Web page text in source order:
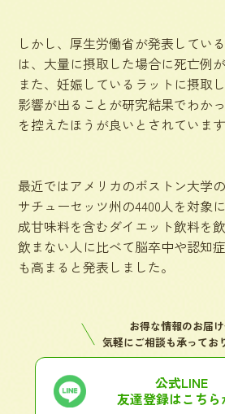
しかし、厚生労働省が発表してい
は、大量に摂取した場合に死亡例
また、妊娠しているラットに摂取
影響が出ることが研究結果でわか
を控えたほうが良いとされています
最近ではアメリカのボストン大学
サチューセッツ州の4400人を対象
成甘味料を含むダイエット飲料を
飲まない人に比べて脳卒中や認知
も高まると発表しました。
お得な情報のお届
気軽にご相談も承ってお
公式LINE
友達登録はこちら